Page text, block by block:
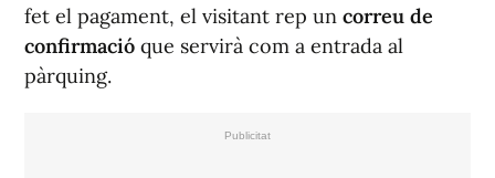
fet el pagament, el visitant rep un correu de
confirmació que servirà com a entrada al
pàrquing.